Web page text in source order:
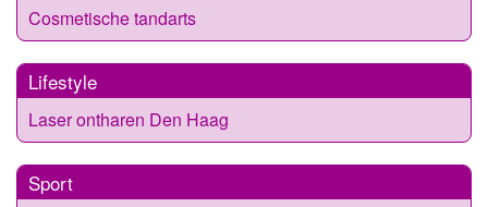
Cosmetische tandarts
Lifestyle
Laser ontharen Den Haag
Sport